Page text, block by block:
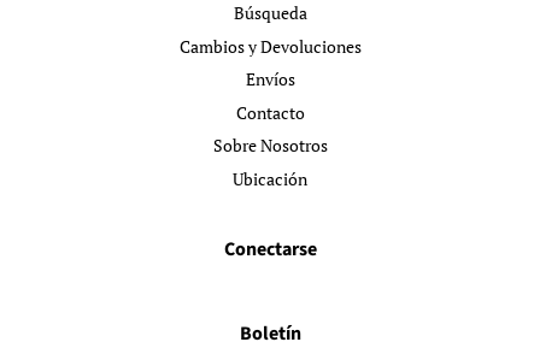
Búsqueda
Cambios y Devoluciones
Envíos
Contacto
Sobre Nosotros
Ubicación
Conectarse
Boletín